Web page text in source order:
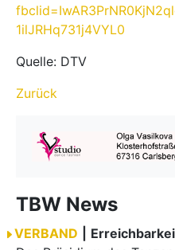
1ilJRHq731j4VYL0
Quelle: DTV
Zurück
TBW News
VERBAND